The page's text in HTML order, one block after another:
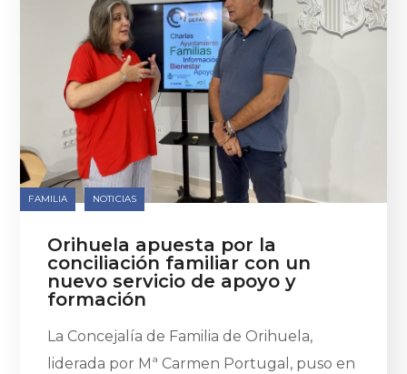
FAMILIA NOTICIAS
Orihuela apuesta por la
conciliación familiar con un
nuevo servicio de apoyo y
formación
La Concejalía de Familia de Orihuela,
liderada por Mª Carmen Portugal, puso en